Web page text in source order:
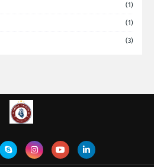
(1)
(1)
(3)